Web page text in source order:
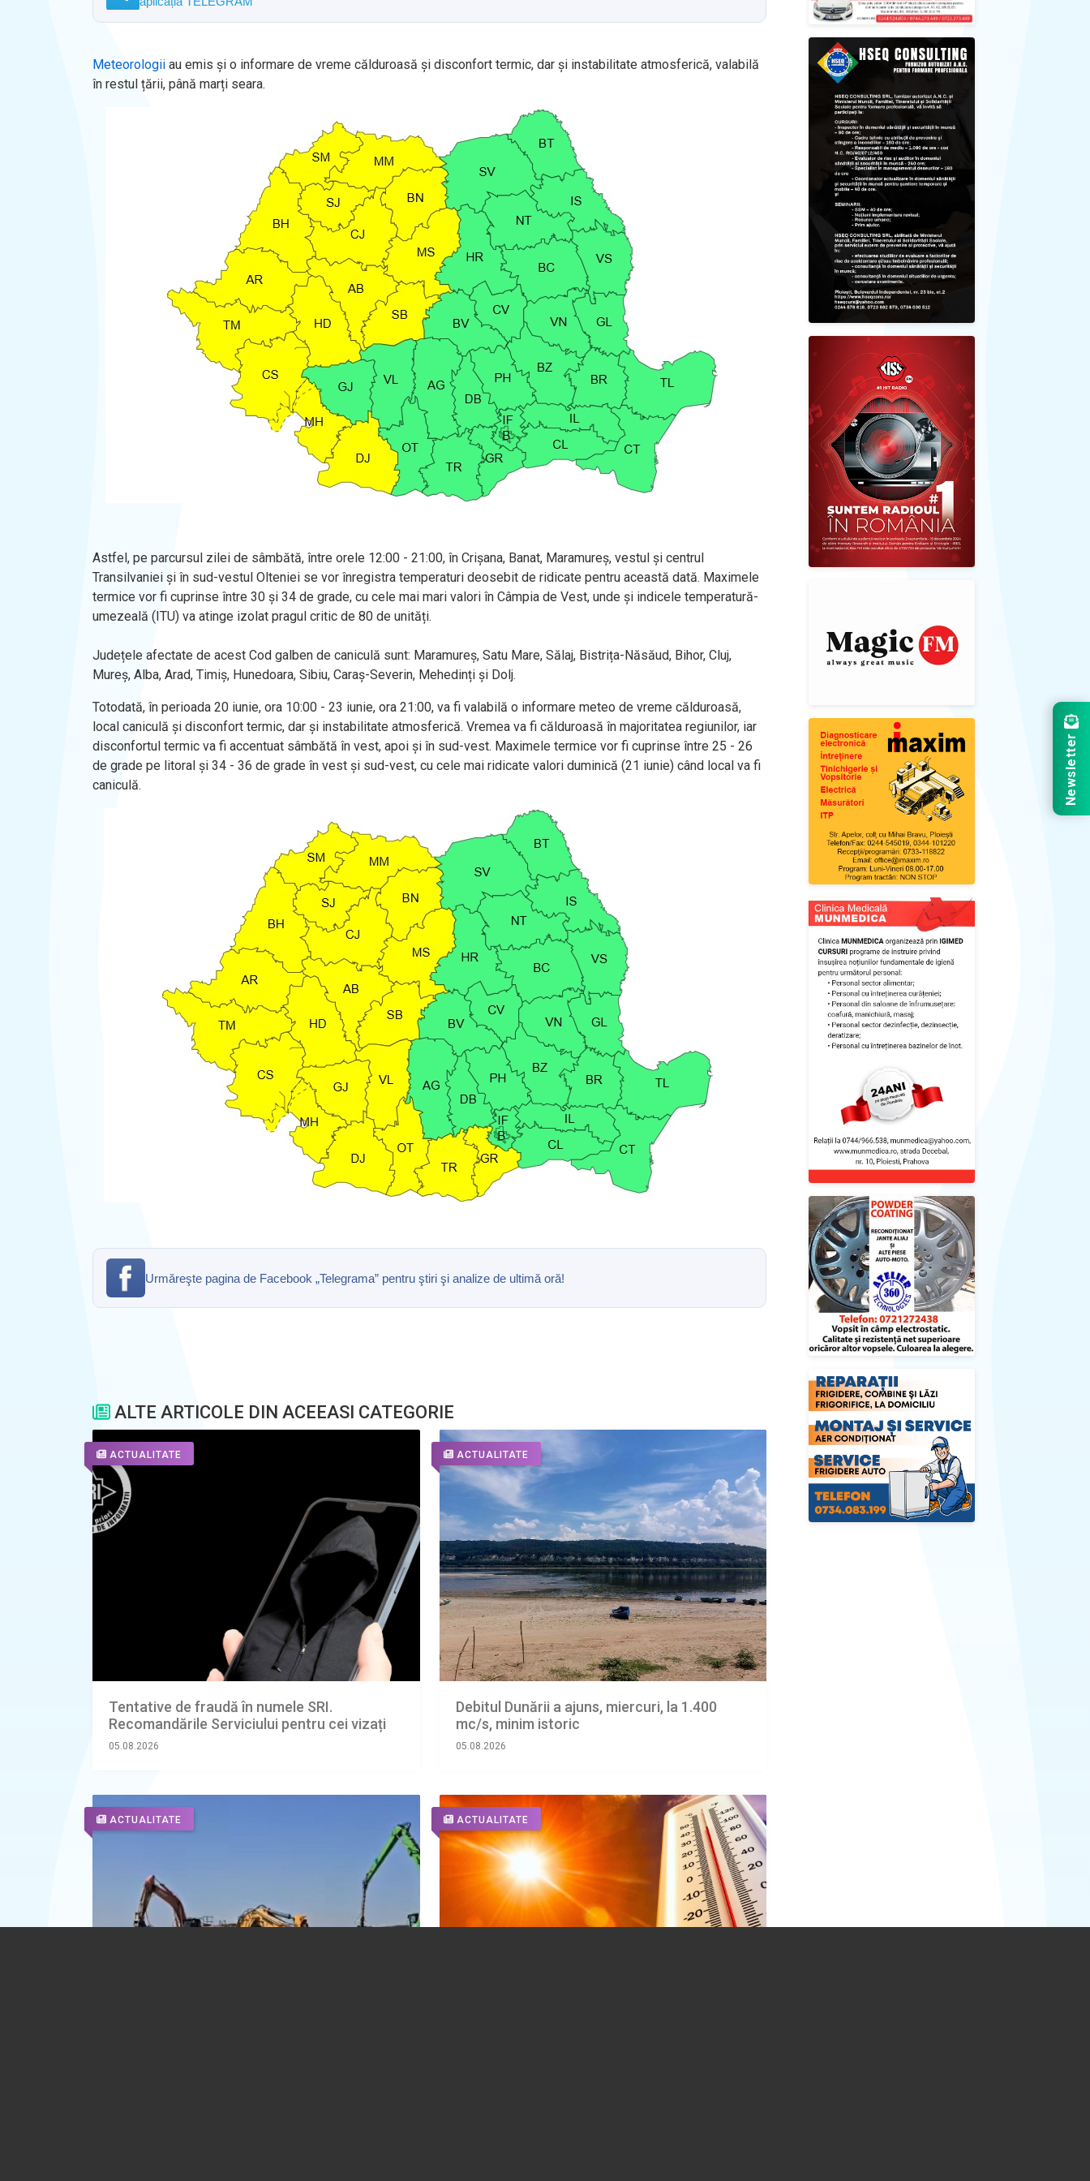
Meteorologii au emis și o informare de vreme călduroasă și disconfort termic, dar și instabilitate atmosferică, valabilă
în restul țării, până marți seara.
Astfel, pe parcursul zilei de sâmbătă, între orele 12:00 - 21:00, în Crișana, Banat, Maramureș, vestul și centrul
Transilvaniei și în sud-vestul Olteniei se vor înregistra temperaturi deosebit de ridicate pentru această dată. Maximele
termice vor fi cuprinse între 30 și 34 de grade, cu cele mai mari valori în Câmpia de Vest, unde și indicele temperatură-
umezeală (ITU) va atinge izolat pragul critic de 80 de unități.
Județele afectate de acest Cod galben de caniculă sunt: Maramureș, Satu Mare, Sălaj, Bistrița-Năsăud, Bihor, Cluj,
Mureș, Alba, Arad, Timiș, Hunedoara, Sibiu, Caraș-Severin, Mehedinți și Dolj.
Totodată, în perioada 20 iunie, ora 10:00 - 23 iunie, ora 21:00, va fi valabilă o informare meteo de vreme călduroasă,
local caniculă și disconfort termic, dar și instabilitate atmosferică. Vremea va fi călduroasă în majoritatea regiunilor, iar
disconfortul termic va fi accentuat sâmbătă în vest, apoi și în sud-vest. Maximele termice vor fi cuprinse între 25 - 26
de grade pe litoral și 34 - 36 de grade în vest și sud-vest, cu cele mai ridicate valori duminică (21 iunie) când local va fi
caniculă.
Urmăreşte pagina de Facebook „Telegrama” pentru ştiri şi analize de ultimă oră!
ALTE ARTICOLE DIN ACEEASI CATEGORIE
ACTUALITATE
Tentative de fraudă în numele SRI.
Recomandările Serviciului pentru cei vizați
05.08.2026
ACTUALITATE
Debitul Dunării a ajuns, miercuri, la 1.400
mc/s, minim istoric
05.08.2026
ACTUALITATE ACTUALITATE
Newsletter